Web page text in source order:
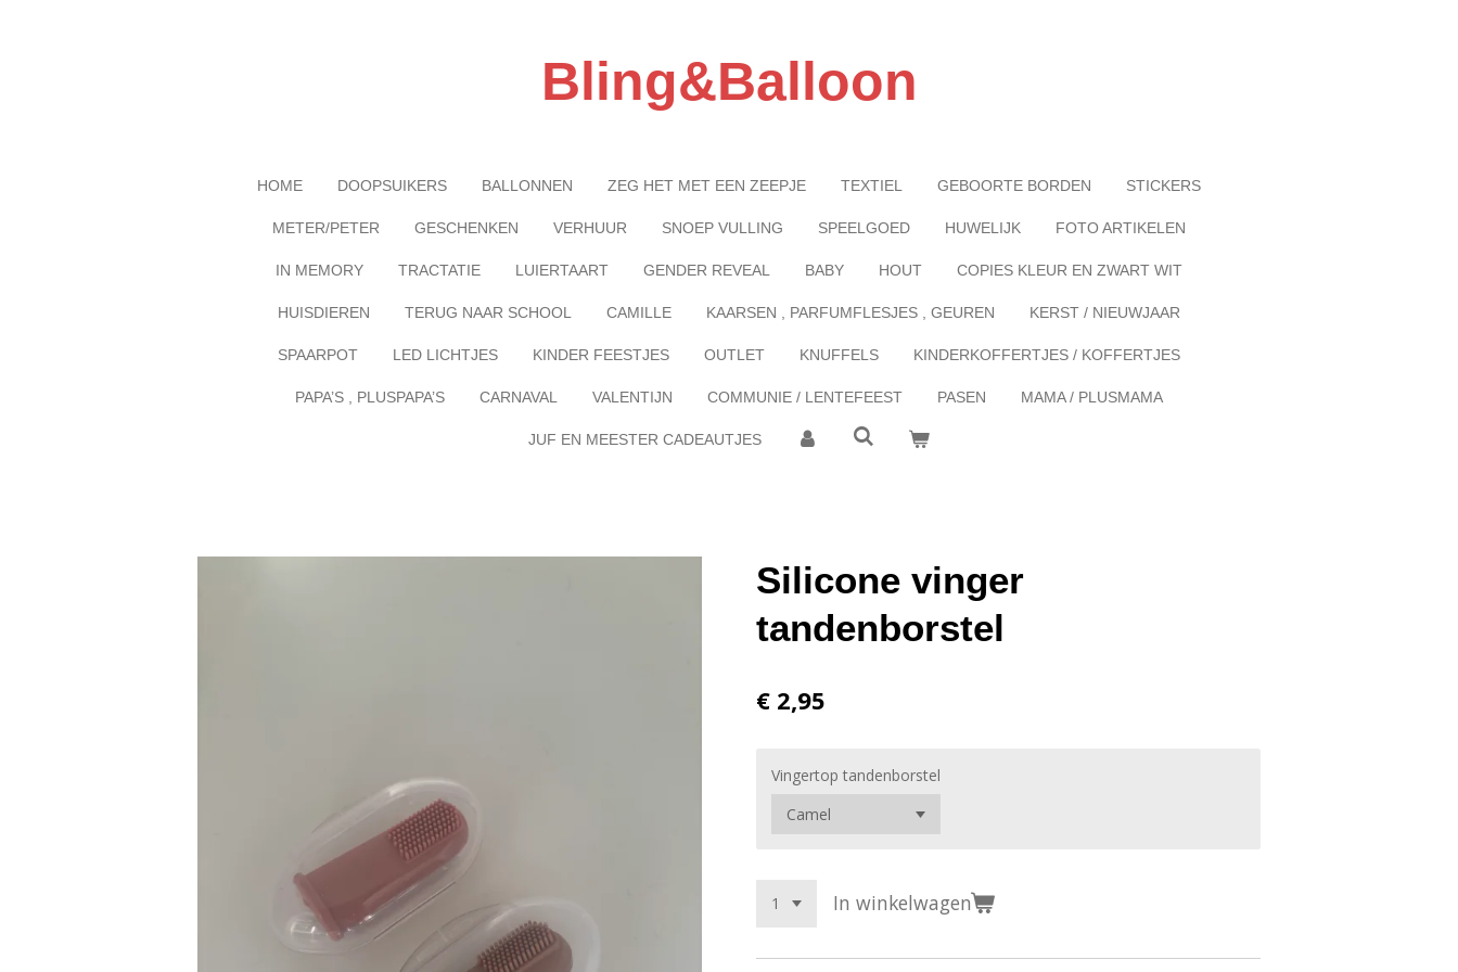
Bling&Balloon
HOME DOOPSUIKERS BALLONNEN ZEG HET MET EEN ZEEPJE TEXTIEL GEBOORTE BORDEN STICKERS
METER/PETER GESCHENKEN VERHUUR SNOEP VULLING SPEELGOED HUWELIJK FOTO ARTIKELEN
IN MEMORY TRACTATIE LUIERTAART GENDER REVEAL BABY HOUT COPIES KLEUR EN ZWART WIT
HUISDIEREN TERUG NAAR SCHOOL CAMILLE KAARSEN , PARFUMFLESJES , GEUREN KERST / NIEUWJAAR
SPAARPOT LED LICHTJES KINDER FEESTJES OUTLET KNUFFELS KINDERKOFFERTJES / KOFFERTJES
PAPA’S , PLUSPAPA’S CARNAVAL VALENTIJN COMMUNIE / LENTEFEEST PASEN MAMA / PLUSMAMA
JUF EN MEESTER CADEAUTJES
Silicone vinger
tandenborstel
€ 2,95
Vingertop tandenborstel
In winkelwagen